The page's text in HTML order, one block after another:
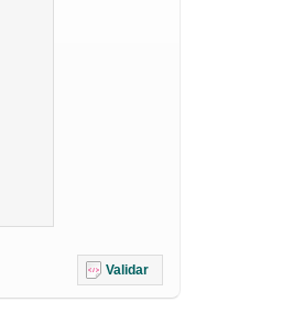
Validar